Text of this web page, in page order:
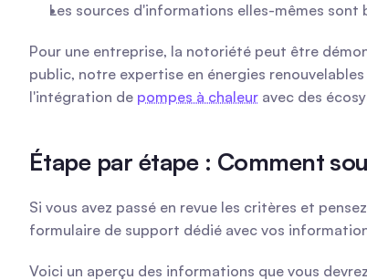
Les sources d'informations elles-mêmes sont
Pour une entreprise, la notoriété peut être
public, notre expertise en énergies
l'intégration de pompes à chaleur avec des
Étape par étape : Comment
Si vous avez passé en revue les critères et
formulaire de support dédié avec vos
Voici un aperçu des informations que vous